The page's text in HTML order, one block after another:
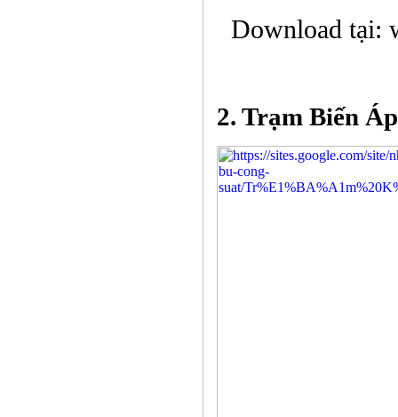
Download tại:
2. Trạm Biến